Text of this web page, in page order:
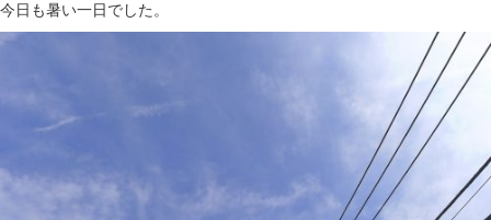
YouTube
今日も暑い一日でした。